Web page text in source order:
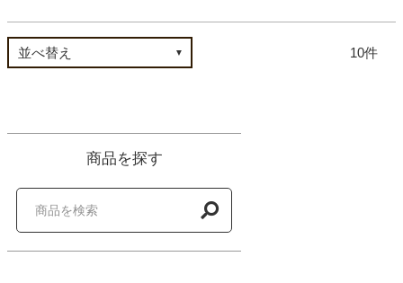
10
商品を探す